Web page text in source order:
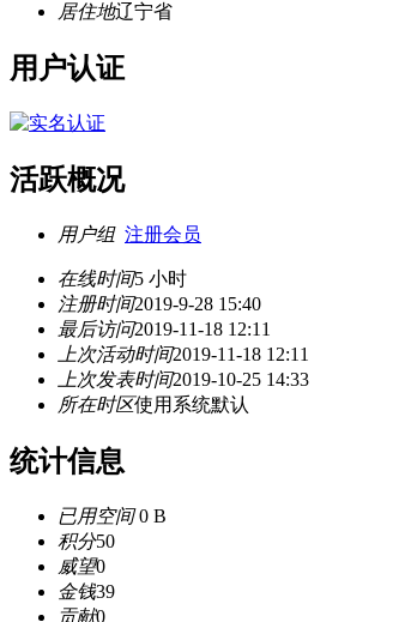
居住地辽宁省
用户认证
活跃概况
用户组 注册会员
在线时间5 小时
注册时间2019-9-28 15:40
最后访问2019-11-18 12:11
上次活动时间2019-11-18 12:11
上次发表时间2019-10-25 14:33
所在时区使用系统默认
统计信息
已用空间0 B
积分50
威望0
金钱39
贡献0